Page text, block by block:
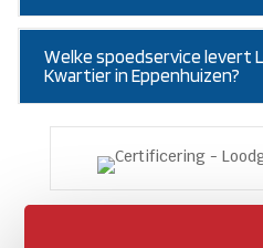
Welke spoedservice levert
Kwartier in Eppenhuizen?